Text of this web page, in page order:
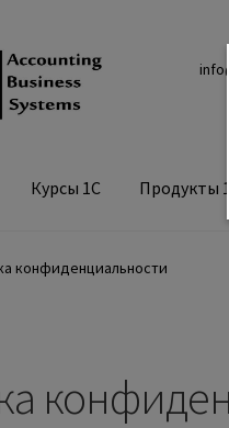
Курсы 1С Продукты
конфиденциальности